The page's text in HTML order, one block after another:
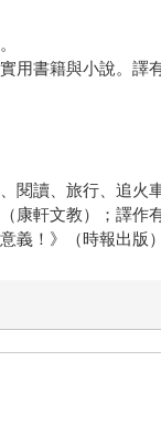
用書籍與小說。
閱讀、旅行、追
康軒文教）；譯
義！》（時報出版）